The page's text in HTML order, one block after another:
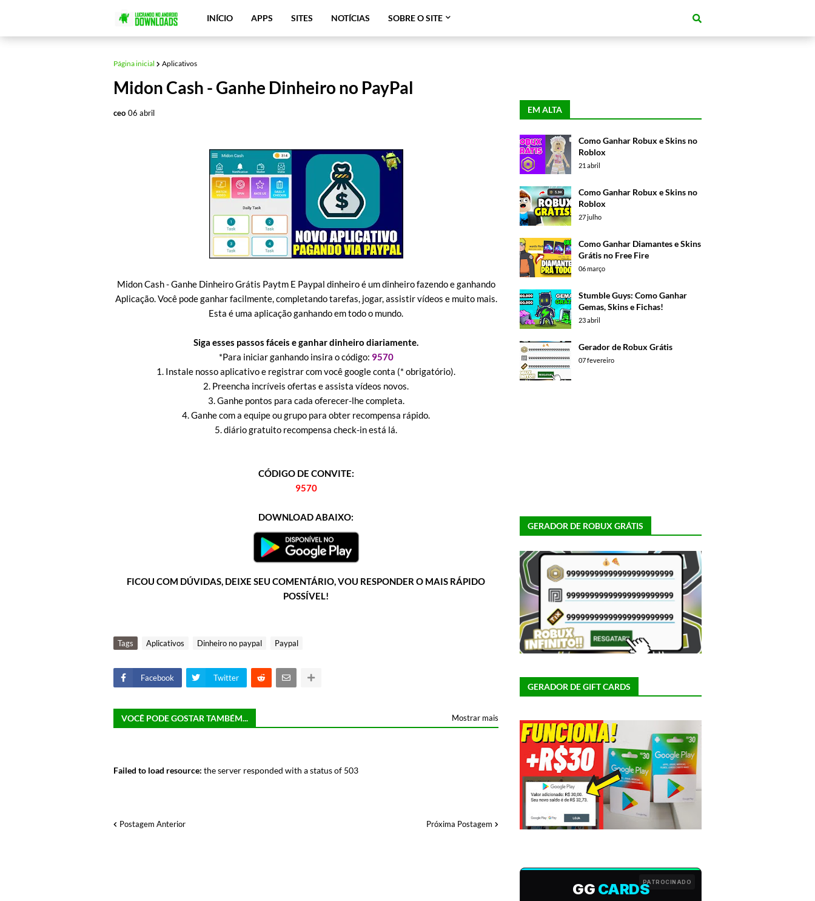
INÍCIO APPS SITES NOTÍCIAS SOBRE O SITE
Página inicial Aplicativos
Midon Cash - Ganhe Dinheiro no PayPal
ceo 06 abril
Midon Cash - Ganhe Dinheiro Grátis Paytm E Paypal dinheiro é um dinheiro fazendo e ganhando
Aplicação. Você pode ganhar facilmente, completando tarefas, jogar, assistir vídeos e muito mais.
Esta é uma aplicação ganhando em todo o mundo.
Siga esses passos fáceis e ganhar dinheiro diariamente.
*Para iniciar ganhando insira o código: 9570
1. Instale nosso aplicativo e registrar com você google conta (* obrigatório).
2. Preencha incríveis ofertas e assista vídeos novos.
3. Ganhe pontos para cada oferecer-lhe completa.
4. Ganhe com a equipe ou grupo para obter recompensa rápido.
5. diário gratuito recompensa check-in está lá.
CÓDIGO DE CONVITE:
9570
DOWNLOAD ABAIXO:
FICOU COM DÚVIDAS, DEIXE SEU COMENTÁRIO, VOU RESPONDER O MAIS RÁPIDO
POSSÍVEL!
Tags Aplicativos Dinheiro no paypal Paypal
Facebook Twitter
VOCÊ PODE GOSTAR TAMBÉM... Mostrar mais
Failed to load resource: the server responded with a status of 503
Postagem Anterior Próxima Postagem
EM ALTA
Como Ganhar Robux e Skins no
Roblox
21 abril
Como Ganhar Robux e Skins no
Roblox
27 julho
Como Ganhar Diamantes e Skins
Grátis no Free Fire
06 março
Stumble Guys: Como Ganhar
Gemas, Skins e Fichas!
23 abril
Gerador de Robux Grátis
07 fevereiro
GERADOR DE ROBUX GRÁTIS
GERADOR DE GIFT CARDS
PATROCINADO
GG CARDS